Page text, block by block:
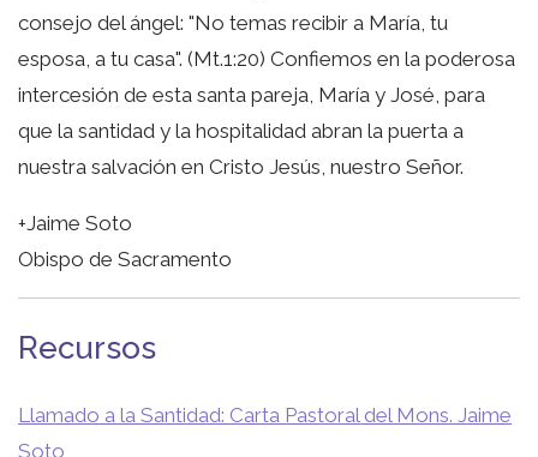
consejo del ángel: "No temas recibir a María, tu
esposa, a tu casa". (Mt.1:20) Confiemos en la poderosa
intercesión de esta santa pareja, María y José, para
que la santidad y la hospitalidad abran la puerta a
nuestra salvación en Cristo Jesús, nuestro Señor.
+Jaime Soto
Obispo de Sacramento
Recursos
Llamado a la Santidad: Carta Pastoral del Mons. Jaime
Soto